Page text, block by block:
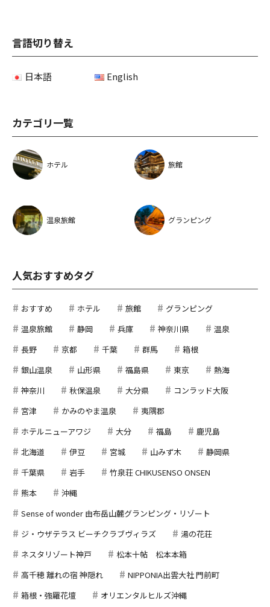
言語切り替え
日本語 English
カテゴリ一覧
ホテル 旅館
温泉旅館 グランピング
人気おすすめタグ
おすすめ ホテル 旅館
グランピング
温泉旅館
静岡 兵庫 神奈川県
温泉
長野
京都 千葉 群馬
箱根
銀山温泉
山形県 福島県 東京
熱海
神奈川
秋保温泉 大分県
コンラッド大阪
宮津
かみのやま温泉
夷隅郡
ホテルニューアワジ
大分 福島
鹿児島
北海道
伊豆 宮城 山みず木
静岡県
千葉県
岩手
竹泉荘 CHIKUSENSO ONSEN
熊本
沖縄
Sense of wonder 由布岳山麓グランピング・リゾート
ジ・ウザテラス ビーチクラブヴィラズ
湯の花荘
ネスタリゾート神戸
松本十帖 松本本箱
高千穂 離れの宿 神隠れ
NIPPONIA出雲大社 門前町
箱根・強羅花壇
オリエンタルヒルズ沖縄